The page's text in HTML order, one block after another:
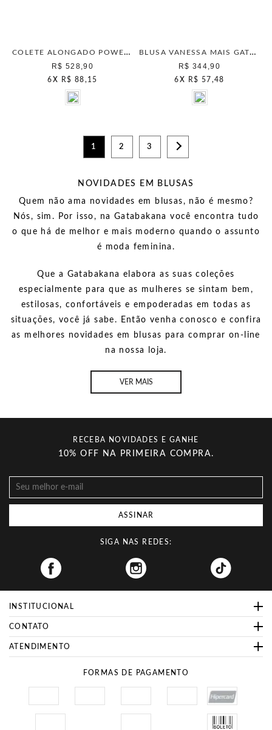
COLETE ALONGADO POWER MAIS GATA PRETO
R$ 528,90
6 X R$ 88,15
BLUSA VANESSA MAIS GATA PRETO LISO
R$ 344,90
6 X R$ 57,48
1 2 3
NOVIDADES EM BLUSAS
Quem não ama novidades em blusas, não é mesmo?
Nós, sim. Por isso, na Gatabakana você encontra tudo
o que há de melhor e mais moderno quando o assunto
é moda feminina.
Que a Gatabakana elabora as suas coleções
especialmente para que as mulheres se sintam bem,
estilosas, confortáveis e empoderadas em todas as
situações, você já sabe. Então venha conosco e confira
as melhores novidades em blusas para comprar on-line
na nossa loja.
VER MAIS
RECEBA NOVIDADES E GANHE
10% OFF NA PRIMEIRA COMPRA.
ASSINAR
SIGA NAS REDES:
Facebook
INSTITUCIONAL
CONTATO
ATENDIMENTO
FORMAS DE PAGAMENTO